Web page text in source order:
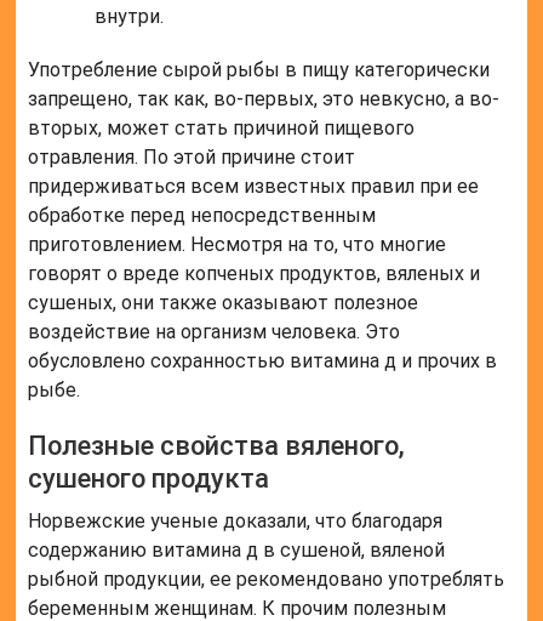
внутри.
Употребление сырой рыбы в пищу категорически
запрещено, так как, во-первых, это невкусно, а во-
вторых, может стать причиной пищевого
отравления. По этой причине стоит
придерживаться всем известных правил при ее
обработке перед непосредственным
приготовлением. Несмотря на то, что многие
говорят о вреде копченых продуктов, вяленых и
сушеных, они также оказывают полезное
воздействие на организм человека. Это
обусловлено сохранностью витамина д и прочих в
рыбе.
Полезные свойства вяленого,
сушеного продукта
Норвежские ученые доказали, что благодаря
содержанию витамина д в сушеной, вяленой
рыбной продукции, ее рекомендовано употреблять
беременным женщинам. К прочим полезным